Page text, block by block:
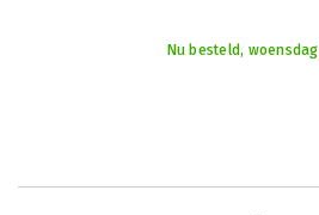
Nu besteld,